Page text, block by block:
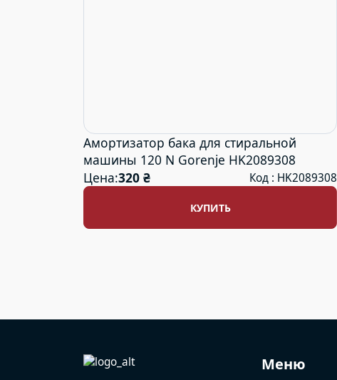
Амортизатор бака для стиральной
машины 120 N Gorenje HK2089308
Цена:320 ₴ Код : HK2089308
КУПИТЬ
Меню